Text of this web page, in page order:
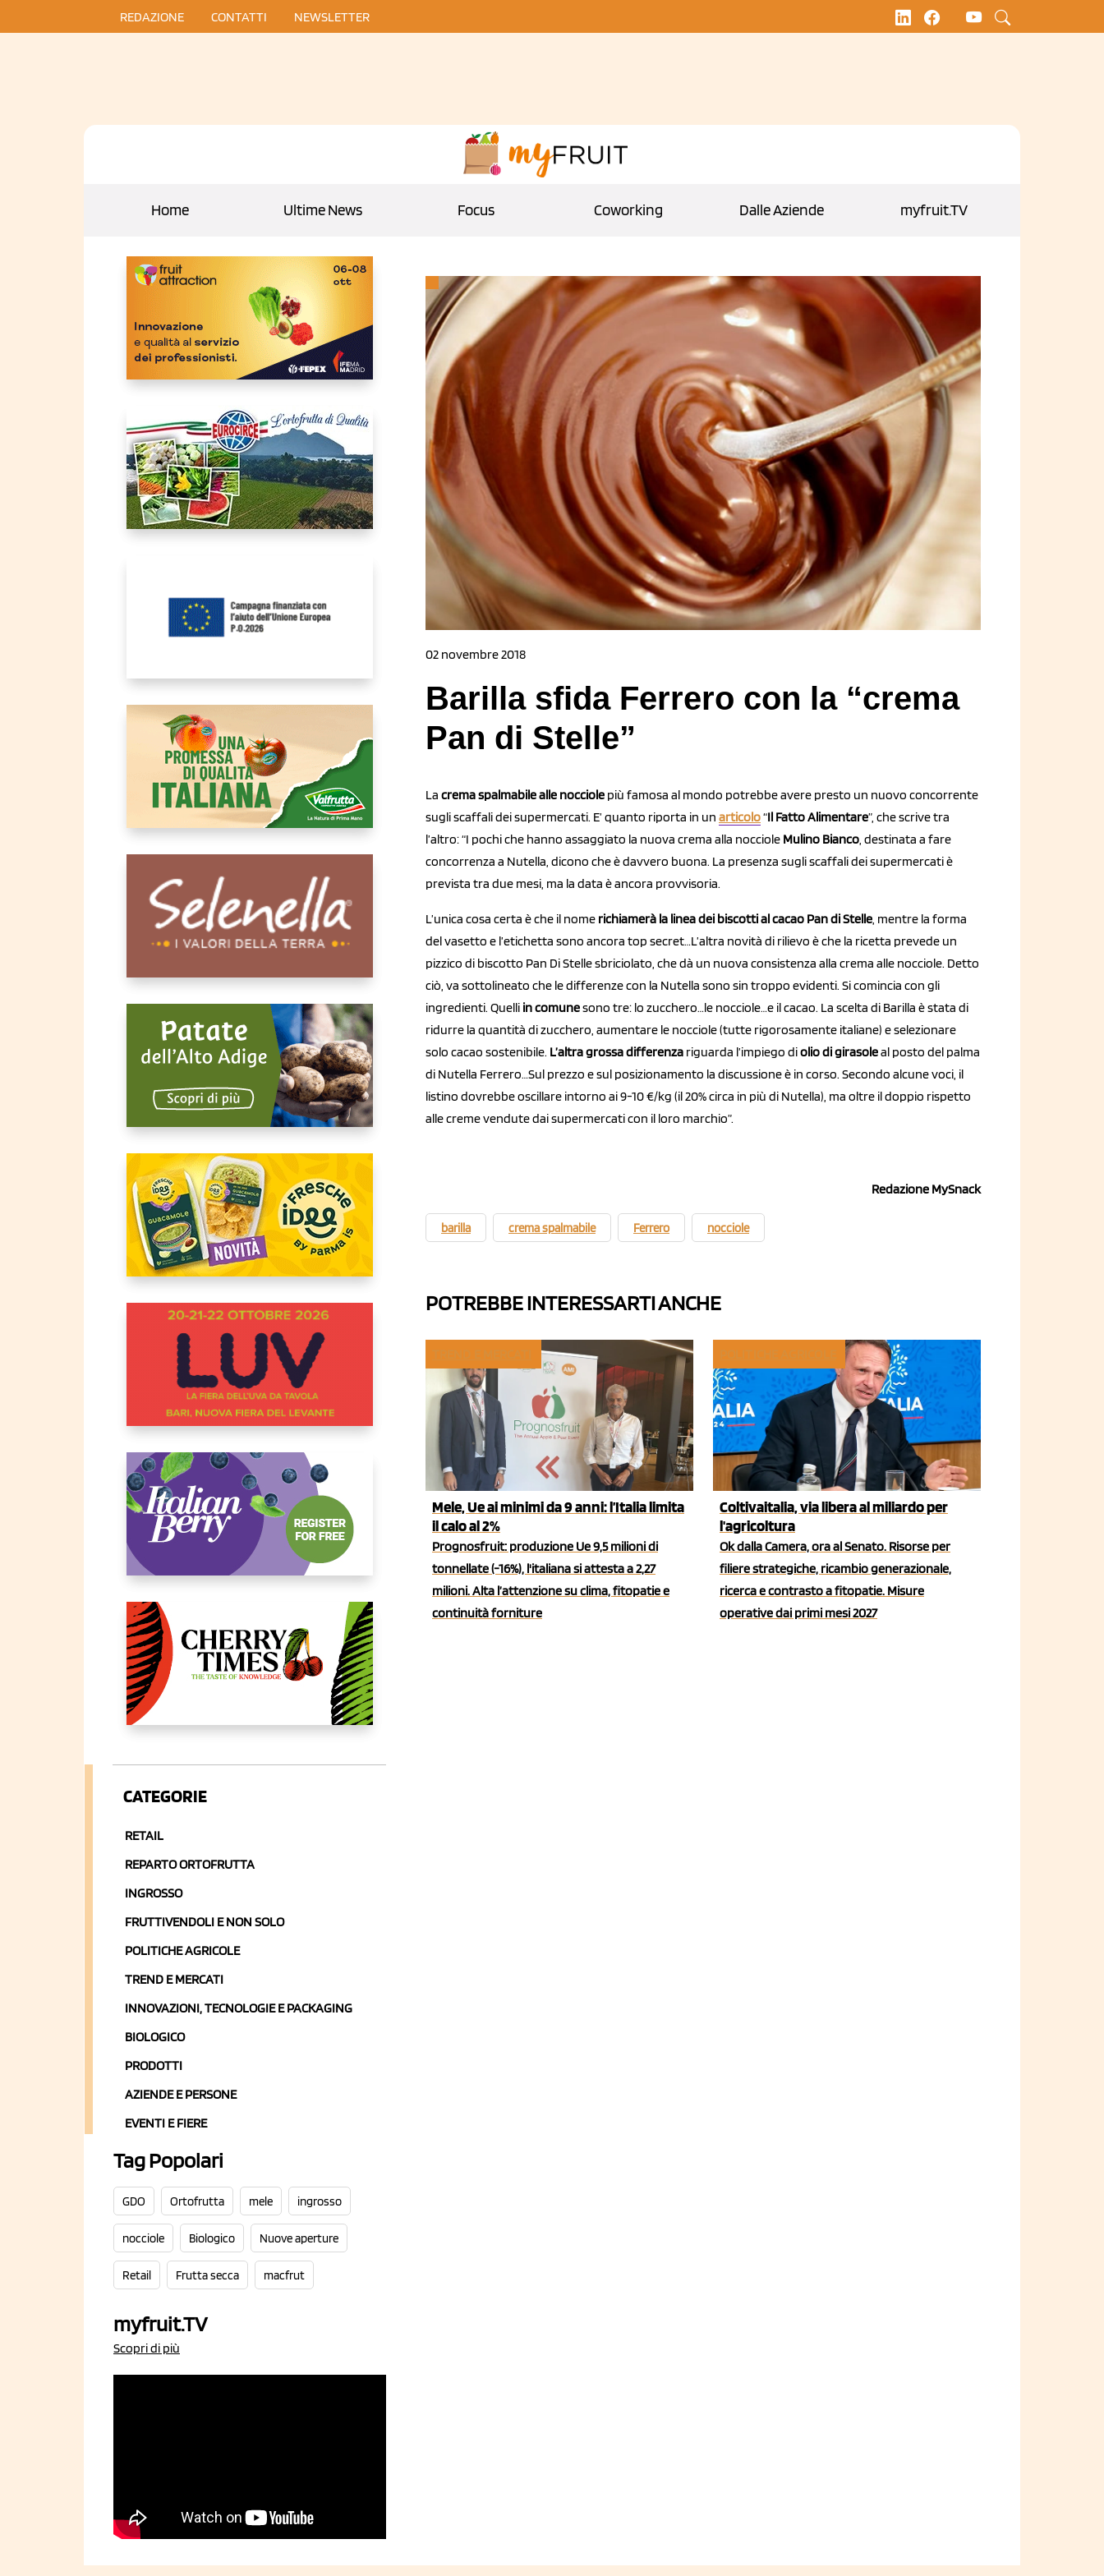
REDAZIONE CONTATTI NEWSLETTER
Home Ultime News Focus Coworking Dalle Aziende myfruit.TV
CATEGORIE
RETAIL
REPARTO ORTOFRUTTA
INGROSSO
FRUTTIVENDOLI E NON SOLO
POLITICHE AGRICOLE
TREND E MERCATI
INNOVAZIONI, TECNOLOGIE E PACKAGING
BIOLOGICO
PRODOTTI
AZIENDE E PERSONE
EVENTI E FIERE
Tag Popolari
GDO Ortofrutta mele ingrosso
nocciole Biologico Nuove aperture
Retail Frutta secca macfrut
myfruit.TV
Scopri di più
02 novembre 2018
Barilla sfida Ferrero con la “crema
Pan di Stelle”
La crema spalmabile alle nocciole più famosa al mondo potrebbe avere presto un nuovo concorrente
sugli scaffali dei supermercati. E’ quanto riporta in un articolo“Il Fatto Alimentare”, che scrive tra
l’altro: “I pochi che hanno assaggiato la nuova crema alla nocciole Mulino Bianco, destinata a fare
concorrenza a Nutella, dicono che è davvero buona. La presenza sugli scaffali dei supermercati è
prevista tra due mesi, ma la data è ancora provvisoria.
L’unica cosa certa è che il nome richiamerà la linea dei biscotti al cacao Pan di Stelle, mentre la forma
del vasetto e l’etichetta sono ancora top secret…L’altra novità di rilievo è che la ricetta prevede un
pizzico di biscotto Pan Di Stelle sbriciolato, che dà un nuova consistenza alla crema alle nocciole. Detto
ciò, va sottolineato che le differenze con la Nutella sono sin troppo evidenti. Si comincia con gli
ingredienti. Quelli in comunesono tre: lo zucchero…le nocciole…e il cacao. La scelta di Barilla è stata di
ridurre la quantità di zucchero, aumentare le nocciole (tutte rigorosamente italiane) e selezionare
solo cacao sostenibile. L’altra grossa differenza riguarda l’impiego diolio di girasoleal posto del palma
di Nutella Ferrero…Sul prezzo e sul posizionamento la discussione è in corso. Secondo alcune voci, il
listino dovrebbe oscillare intorno ai 9-10 €/kg (il 20% circa in più di Nutella), ma oltre il doppio rispetto
alle creme vendute dai supermercati con il loro marchio”.
Redazione MySnack
barilla crema spalmabile Ferrero nocciole
POTREBBE INTERESSARTI ANCHE
Mele, Ue ai minimi da 9 anni: l’Italia limita
il calo al 2%
Prognosfruit: produzione Ue 9,5 milioni di
tonnellate (-16%), l'italiana si attesta a 2,27
milioni. Alta l’attenzione su clima, fitopatie e
continuità forniture
Coltivaitalia, via libera al miliardo per
l'agricoltura
Ok dalla Camera, ora al Senato. Risorse per
filiere strategiche, ricambio generazionale,
ricerca e contrasto a fitopatie. Misure
operative dai primi mesi 2027